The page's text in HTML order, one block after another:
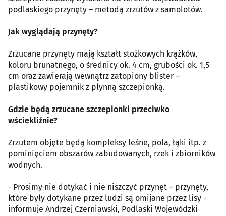
podlaskiego przynęty – metodą zrzutów z samolotów.
Jak wyglądają przynęty?
Zrzucane przynęty mają kształt stożkowych krążków,
koloru brunatnego, o średnicy ok. 4 cm, grubości ok. 1,5
cm oraz zawierają wewnątrz zatopiony blister –
plastikowy pojemnik z płynną szczepionką.
Gdzie będą zrzucane szczepionki przeciwko
wściekliźnie?
Zrzutem objęte będą kompleksy leśne, pola, łąki itp. z
pominięciem obszarów zabudowanych, rzek i zbiorników
wodnych.
- Prosimy nie dotykać i nie niszczyć przynęt – przynęty,
które były dotykane przez ludzi są omijane przez lisy -
informuje Andrzej Czerniawski, Podlaski Wojewódzki